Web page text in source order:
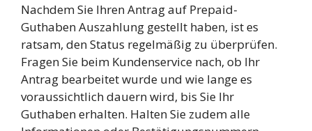
Nachdem Sie Ihren Antrag auf Prepaid-
Guthaben Auszahlung gestellt haben, ist es
ratsam, den Status regelmäßig zu überprüfen.
Fragen Sie beim Kundenservice nach, ob Ihr
Antrag bearbeitet wurde und wie lange es
voraussichtlich dauern wird, bis Sie Ihr
Guthaben erhalten. Halten Sie zudem alle